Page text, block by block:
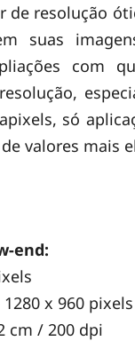
de resolução
suas
com
só
valores mais
end:
x 960 pixels
cm / 200 dpi